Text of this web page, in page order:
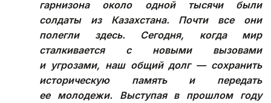
гарнизона около одной тысячи были
солдаты из Казахстана. Почти все они
полегли здесь. Сегодня, когда мир
сталкивается с новыми вызовами
и угрозами, наш общий долг — сохранить
историческую память и передать
ее молодежи. Выступая в прошлом году